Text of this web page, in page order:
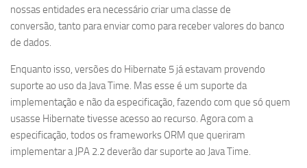
nossas entidades era necessário criar uma classe de
conversão, tanto para enviar como para receber valores do banco
de dados.
Enquanto isso, versões do Hibernate 5 já estavam provendo
suporte ao uso da Java Time. Mas esse é um suporte da
implementação e não da especificação, fazendo com que só quem
usasse Hibernate tivesse acesso ao recurso. Agora com a
especificação, todos os frameworks ORM que queriram
implementar a JPA 2.2 deverão dar suporte ao Java Time.